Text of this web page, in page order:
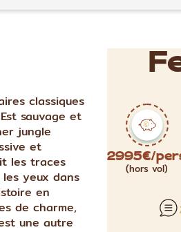
classiques
sauvage et
jungle
et
les traces
yeux dans
en
de charme,
une autre
2995€/
(hors vol)